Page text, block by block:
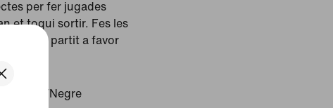
per fer jugades
et toqui sortir. Fes les
ritme del partit a favor
Negre/Negre